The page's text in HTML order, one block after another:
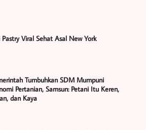
Viral Sehat Asal New York
Tumbuhkan SDM Mumpuni
Pertanian, Samsun: Petani Itu Keren,
dan Kaya